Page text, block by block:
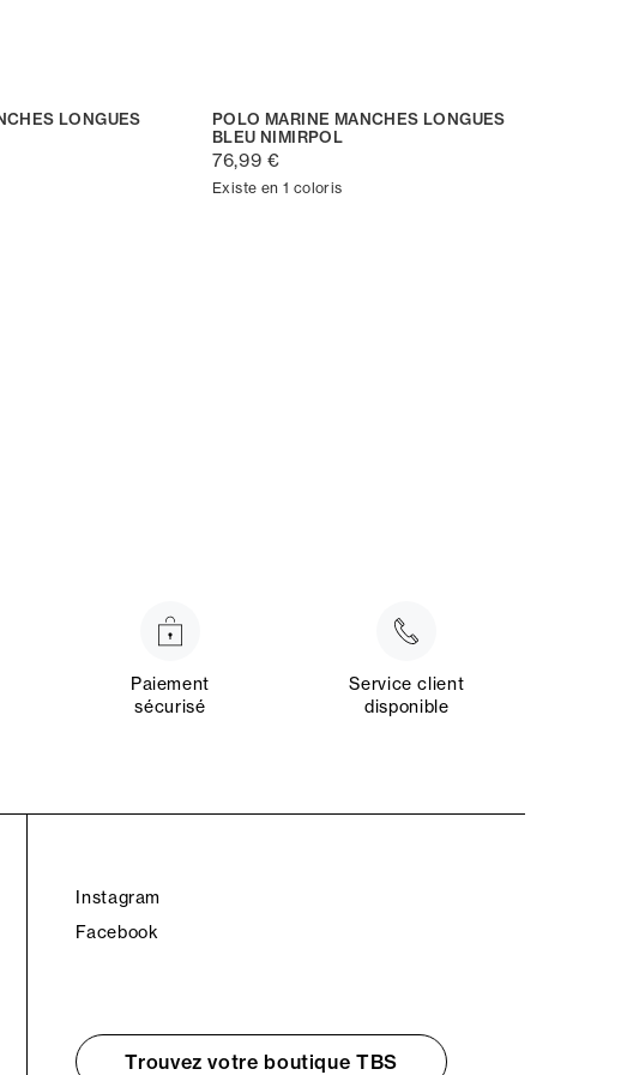
LONGUES
POLO MARINE MANCHES LONGUES
BLEU NIMIRPOL
76,99 €
Existe en 1 coloris
Paiement
sécurisé
Service client
disponible
Instagram
Facebook
Trouvez votre boutique TBS